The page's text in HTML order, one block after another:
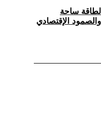
ساحة
الإقتصادي